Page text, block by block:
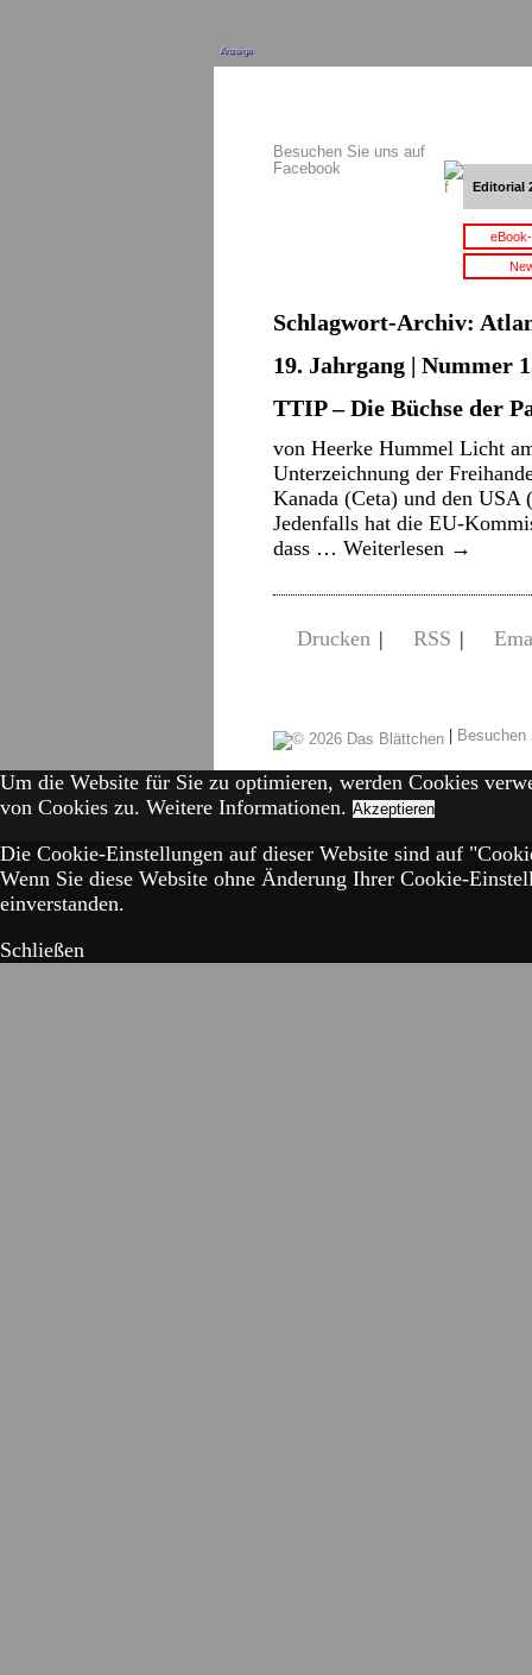
Anzeige
Besuchen Sie uns auf
Facebook
Editorial
Schlagwort-Archiv:
19. Jahrgang | Nummer
TTIP – Die Büchse der
von Heerke Hummel Licht
Unterzeichnung der
Kanada (Ceta) und den USA
Jedenfalls hat die EU-
dass … Weiterlesen →
Drucken | RSS |
|
Um die Website für Sie zu optimieren, werden Cookies
von Cookies zu. Weitere Informationen. Akzeptieren
Die Cookie-Einstellungen auf dieser Website sind auf
Wenn Sie diese Website ohne Änderung Ihrer Cookie-
einverstanden.
Schließen